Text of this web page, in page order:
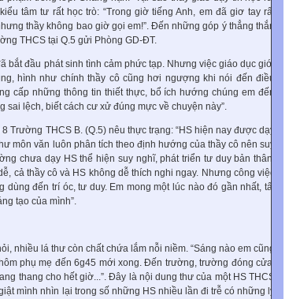
tâm tư rất học trò: “Trong giờ tiếng Anh, em đã giơ tay rất
thầy không bao giờ gọi em!”. Đến những góp ý thẳng thắn
THCS tại Q.5 gửi Phòng GD-ĐT.
bắt đầu phát sinh tình cảm phức tạp. Nhưng việc giáo dục giới
hình như chính thầy cô cũng hơi ngượng khi nói đến điều
cấp những thông tin thiết thực, bổ ích hướng chúng em đến
sai lệch, biết cách cư xử đúng mực về chuyện này”.
Trường THCS B. (Q.5) nêu thực trạng: “HS hiện nay được dạy
môn văn luôn phân tích theo định hướng của thầy cô nên suy
chưa dạy HS thể hiện suy nghĩ, phát triển tư duy bản thân.
cả thầy cô và HS không dễ thích nghi ngay. Nhưng công việc
dùng đến trí óc, tư duy. Em mong một lúc nào đó gần nhất, tất
tạo của mình”.
nhiều lá thư còn chất chứa lắm nỗi niềm. “Sáng nào em cũng
phụ mẹ đến 6g45 mới xong. Đến trường, trường đóng cửa,
thang cho hết giờ...”. Đây là nội dung thư của một HS THCS
mình nhìn lại trong số những HS nhiều lần đi trễ có những lý